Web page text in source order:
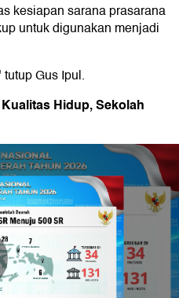
kesiapan sarana prasarana
untuk digunakan menjadi
Gus Ipul.
Hidup, Sekolah